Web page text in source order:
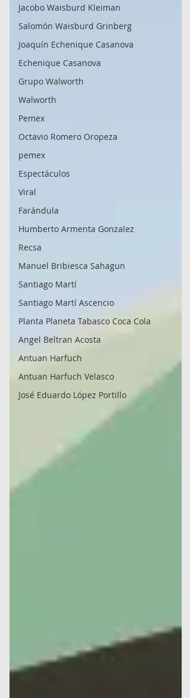
Jacobo Waisburd Kleiman
Salomón Waisburd Grinberg
Joaquín Echenique Casanova
Echenique Casanova
Grupo Walworth
Walworth
Pemex
Octavio Romero Oropeza
pemex
Espectáculos
Viral
Farándula
Humberto Armenta Gonzalez
Recsa
Manuel Bribiesca Sahagun
Santiago Martí
Santiago Martí Ascencio
Planta Planeta Tabasco Coca Cola
Angel Beltran Acosta
Antuan Harfuch
Antuan Harfuch Velasco
José Eduardo López Portillo